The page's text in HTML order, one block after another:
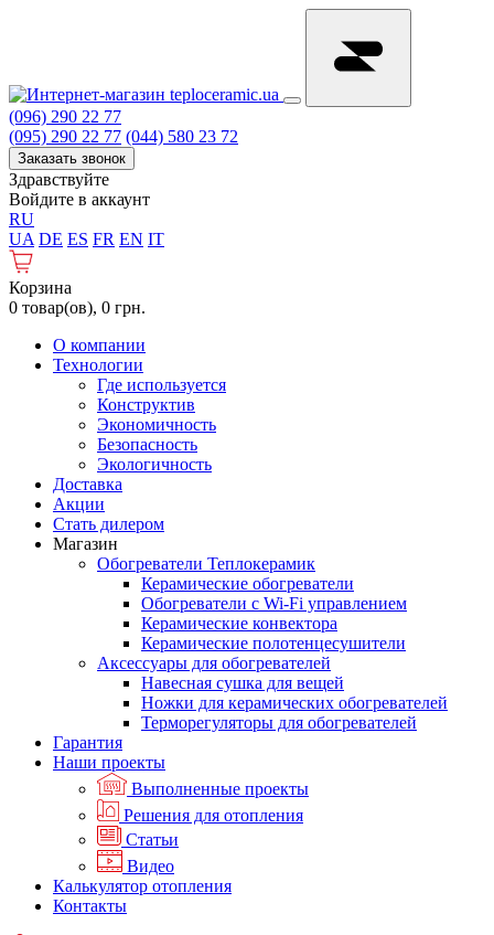
(096) 290 22 77
(095) 290 22 77 (044) 580 23 72
Заказать звонок
Здравствуйте
Войдите в аккаунт
RU
UA DE ES FR EN IT
Корзина
0 товар(ов), 0 грн.
О компании
Технологии
Где используется
Конструктив
Экономичность
Безопасность
Экологичность
Доставка
Акции
Стать дилером
Магазин
Обогреватели Теплокерамик
Керамические обогреватели
Обогреватели с Wi-Fi управлением
Керамические конвектора
Керамические полотенцесушители
Аксессуары для обогревателей
Навесная сушка для вещей
Ножки для керамических обогревателей
Терморегуляторы для обогревателей
Гарантия
Наши проекты
Выполненные проекты
Решения для отопления
Статьи
Видео
Калькулятор отопления
Контакты